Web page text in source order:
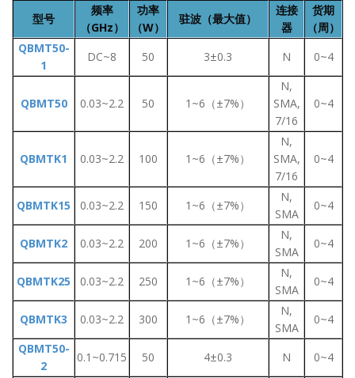
型号
频率
（GHz）
功率
（W）
驻波（最大值）
连接
器
货期
（周）
QBMT50-
1
DC~8 50 3±0.3 N 0~4
QBMT50 0.03~2.2 50 1~6（±7%）
N,
SMA,
7/16
0~4
QBMTK1 0.03~2.2 100 1~6（±7%）
N,
SMA,
7/16
0~4
QBMTK15 0.03~2.2 150 1~6（±7%）
N,
SMA
0~4
QBMTK2 0.03~2.2 200 1~6（±7%）
N,
SMA
0~4
QBMTK25 0.03~2.2 250 1~6（±7%）
N,
SMA
0~4
QBMTK3 0.03~2.2 300 1~6（±7%）
N,
SMA
0~4
QBMT50-
2
0.1~0.715 50 4±0.3 N
0~4